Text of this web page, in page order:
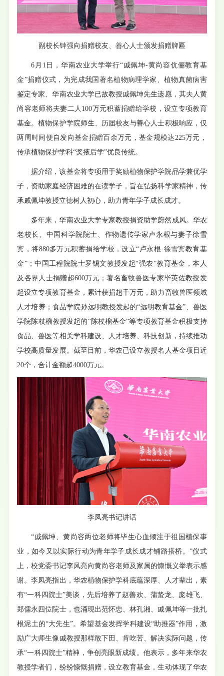
副校长钟强向捐赠校友、善心人士颁发捐赠牌匾
6月1日，华南农业大学举行“戚佩坤-黄尚容伉俪教育基
金”捐赠仪式，为完成我国著名植物病理学家、植物真菌病害
鉴定专家、华南农业大学已故教授戚佩坤先生遗愿，其夫人黄
尚容老师将夫妻二人100万元积蓄捐赠给学校，设立专项教育
基金。植物保护学院师生、历届校友与善心人士积极响应，仅
两周时间便自发向基金捐赠百余万元，基金规模达225万元，
传承植物保护学科“奖掖后学”优良传统。
据介绍，该基金将专项用于奖励植物保护学院品学兼优学
子，资助家庭经济困难的在读学子，旨在弘扬科学家精神，传
承戚佩坤教授立德树人初心，助力青年学子成长成才。
多年来，华南农业大学专家教授捐资助学蔚然成风。华农
老校长、中国科学院院士、作物遗传学家卢永根与妻子徐雪
宾，将880多万元积蓄捐给学校，设立“卢永根·徐雪宾教育基
金”；中国工程院院士罗锡文教授发起“强农”教育基金，本人
及各界人士捐赠超600万元；著名畜牧兽医专家毕英佐教授发
起设立专项教育基金，累计获捐超千万元，助力畜牧兽医领域
人才培养；食品学院孙远明教授发起的“远明教育基金”、兽医
学院陈杖榴教授发起的“陈杖榴基金”等专项教育基金积极支持
食品、兽医等相关学科建设、人才培养、科技创新，持续推动
学校高质量发展。截至目前，华农已设立教授名人基金项目近
20个，合计金额超4000万元。
李凤亮书记讲话
“戚佩坤、黄尚容两位老师将毕生心血倾注于祖国植保事
业，如今又以实际行动为青年学子成长成才铺路搭桥。”仪式
上，校党委书记李凤亮向黄尚容老师及家属的慷慨义举表示感
谢。李凤亮指出，华农植物保护学科底蕴深厚、人才辈出，素
有“一科四院士”美谈，先后培养了赵善欢、蒲蛰龙、庞雄飞、
郑儒永四位院士，也涌现出范怀忠、林孔湘、戚佩坤等一批扎
根泥土的“大先生”。希望基金发挥学科建设“助推器”作用，激
励广大师生像戚教授那样敢下田、肯吃苦、解决实际问题，传
承“一科四院士”精神，争创亮眼新成绩。他表示，多年来华农
教授学者们，纷纷慷慨捐赠，设立教育基金，生动体现了华农